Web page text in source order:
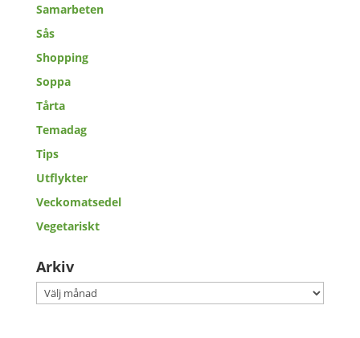
Samarbeten
Sås
Shopping
Soppa
Tårta
Temadag
Tips
Utflykter
Veckomatsedel
Vegetariskt
Arkiv
Arkiv